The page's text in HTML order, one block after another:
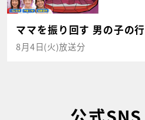
ママを振り回す 男の子の
8月4日(火)放送分